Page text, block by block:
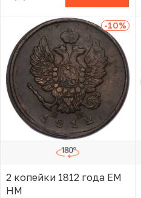
-10%
2 копейки 1812 года ЕМ
НМ